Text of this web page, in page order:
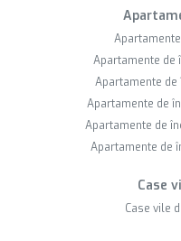
Apartamente de
Apartamente de
Apartamente de
Apartamente de
Apartamente de
Case
Case vile